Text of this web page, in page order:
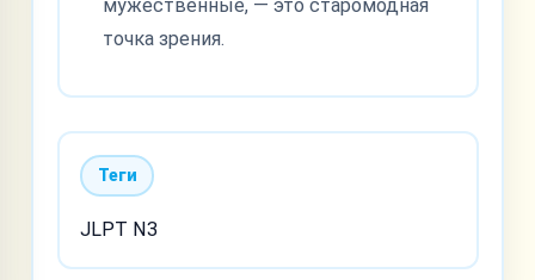
мужественные, — это старомодная
точка зрения.
Теги
JLPT N3